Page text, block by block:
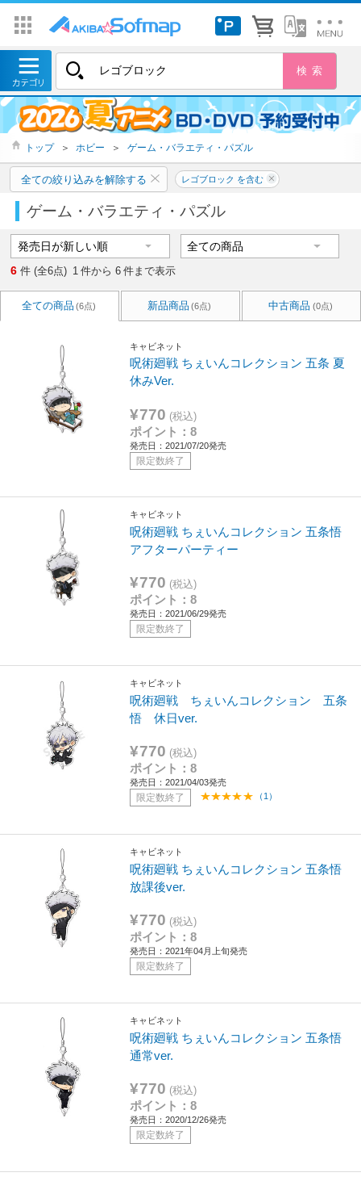
トップ ＞ ホビー ＞ ゲーム・バラエティ・パズル
全ての絞り込みを解除する レゴブロック を含む
ゲーム・バラエティ・パズル
6 件 (全6点) 1 件から 6 件まで表示
全ての商品 (6点) 新品商品 (6点) 中古商品 (0点)
キャビネット
呪術廻戦 ちぇいんコレクション 五条 夏
休みVer.
¥770 (税込)
ポイント：8
発売日：2021/07/20発売
限定数終了
キャビネット
呪術廻戦 ちぇいんコレクション 五条悟
アフターパーティー
¥770 (税込)
ポイント：8
発売日：2021/06/29発売
限定数終了
キャビネット
呪術廻戦 ちぇいんコレクション 五条
悟 休日ver.
¥770 (税込)
ポイント：8
発売日：2021/04/03発売
限定数終了 （1）
キャビネット
呪術廻戦 ちぇいんコレクション 五条悟
放課後ver.
¥770 (税込)
ポイント：8
発売日：2021年04月上旬発売
限定数終了
キャビネット
呪術廻戦 ちぇいんコレクション 五条悟
通常ver.
¥770 (税込)
ポイント：8
発売日：2020/12/26発売
限定数終了